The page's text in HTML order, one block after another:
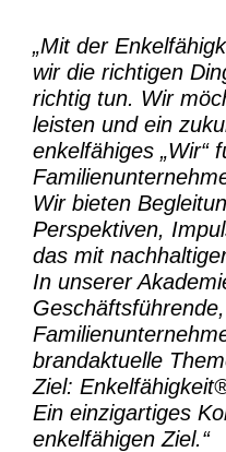
„Mit der
wir die richtigen
richtig tun. Wir
leisten und ein
enkelfähiges „Wir“
Wir bieten
Perspektiven,
das mit
In unserer
brandaktuelle
Ziel:
Ein einzigartiges
enkelfähigen Ziel.“